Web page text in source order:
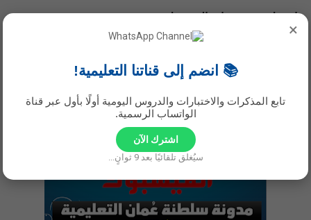
×
📚 انضم إلى قناتنا التعليمية!
تابع المذكرات والاختبارات والدروس اليومية أولًا بأول عبر قناة
الواتساب الرسمية.
اشترك الآن
سيُغلق تلقائيًا بعد9 ثوانٍ...
اشترك في صفحات الفيسبوك